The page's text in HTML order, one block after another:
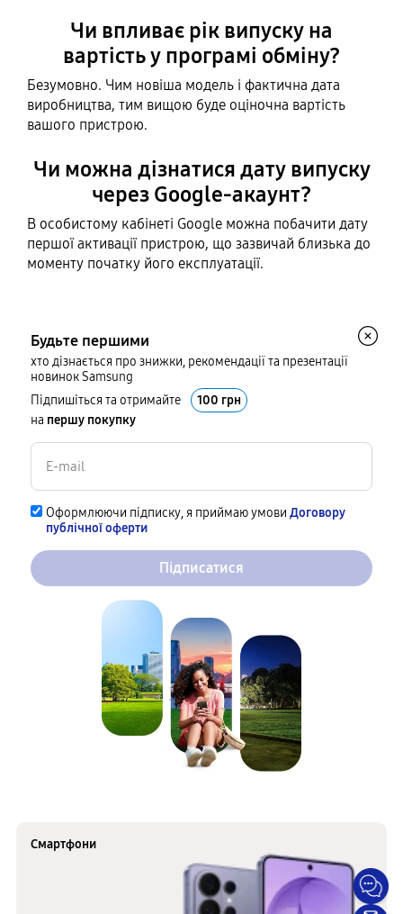
Чи впливає рік випуску на
вартість у програмі обміну?
Безумовно. Чим новіша модель і фактична дата
виробництва, тим вищою буде оціночна вартість
вашого пристрою.
Чи можна дізнатися дату випуску
через Google-акаунт?
В особистому кабінеті Google можна побачити дату
першої активації пристрою, що зазвичай близька до
моменту початку його експлуатації.
Будьте першими
хто дізнається про знижки, рекомендації та презентації
новинок Samsung
Підпишіться та отримайте
100 грн
на першу покупку
Оформлюючи підписку, я приймаю умови Договору
публічної оферти
Підписатися
Смартфони